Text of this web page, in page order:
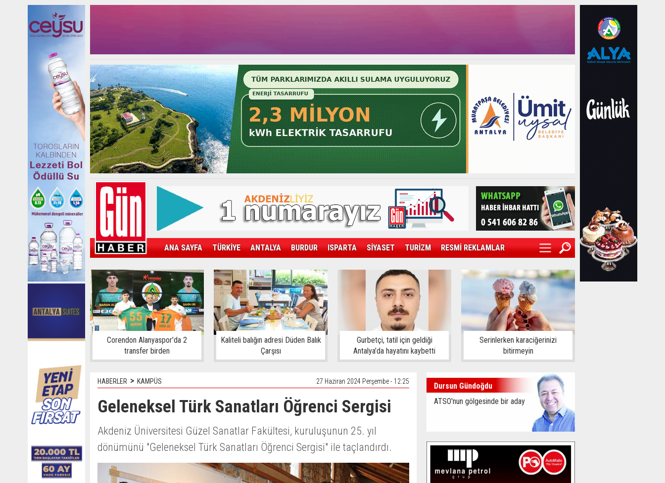
ANA SAYFA TÜRKİYE ANTALYA BURDUR ISPARTA SİYASET TURİZM RESMİ REKLAMLAR
KAMPÜS SPOR GÜN'ÜN ÜRÜNÜ SAĞLIK EKONOMİ DÜNYA
Corendon Alanyaspor’da 2
transfer birden
Kaliteli balığın adresi Düden Balık
Çarşısı
Gurbetçi, tatil için geldiği
Antalya’da hayatını kaybetti
Serinlerken karaciğerinizi
bitirmeyin
HABERLER > KAMPÜS 27 Haziran 2024 Perşembe - 12:25
Geleneksel Türk Sanatları Öğrenci Sergisi
Akdeniz Üniversitesi Güzel Sanatlar Fakültesi, kuruluşunun 25. yıl
dönümünü "Geleneksel Türk Sanatları Öğrenci Sergisi" ile taçlandırdı.
Dursun Gündoğdu
ATSO'nun gölgesinde bir aday